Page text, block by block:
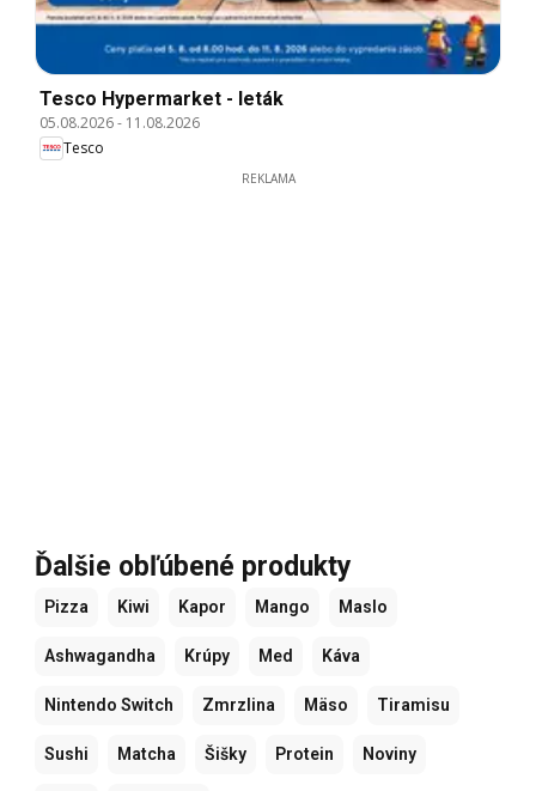
Tesco Hypermarket - leták
05.08.2026- 11.08.2026
Tesco
REKLAMA
Ďalšie obľúbené produkty
Pizza Kiwi Kapor Mango Maslo
Ashwagandha Krúpy Med Káva
Nintendo Switch Zmrzlina Mäso Tiramisu
Sushi Matcha Šišky Protein Noviny